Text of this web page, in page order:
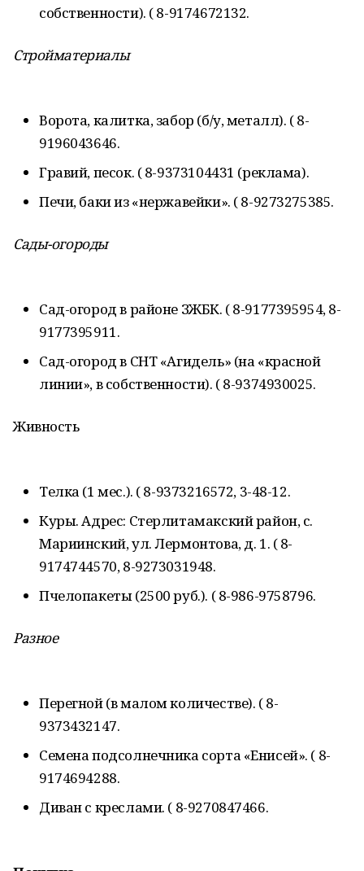
собственности). ( 8-9174672132.
Стройматериалы
Ворота, калитка, забор (б/у, металл). ( 8-
9196043646.
Гравий, песок. ( 8-9373104431 (реклама).
Печи, баки из «нержавейки». ( 8-9273275385.
Сады-огороды
Сад-огород в районе ЗЖБК. ( 8-9177395954, 8-
9177395911.
Сад-огород в СНТ «Агидель» (на «красной
линии», в собственности). ( 8-9374930025.
Живность
Телка (1 мес.). ( 8-9373216572, 3-48-12.
Куры. Адрес: Стерлитамакский район, с.
Мариинский, ул. Лермонтова, д. 1. ( 8-
9174744570, 8-9273031948.
Пчелопакеты (2500 руб.). ( 8-986-9758796.
Разное
Перегной (в малом количестве). ( 8-
9373432147.
Семена подсолнечника сорта «Енисей». ( 8-
9174694288.
Диван с креслами. ( 8-9270847466.